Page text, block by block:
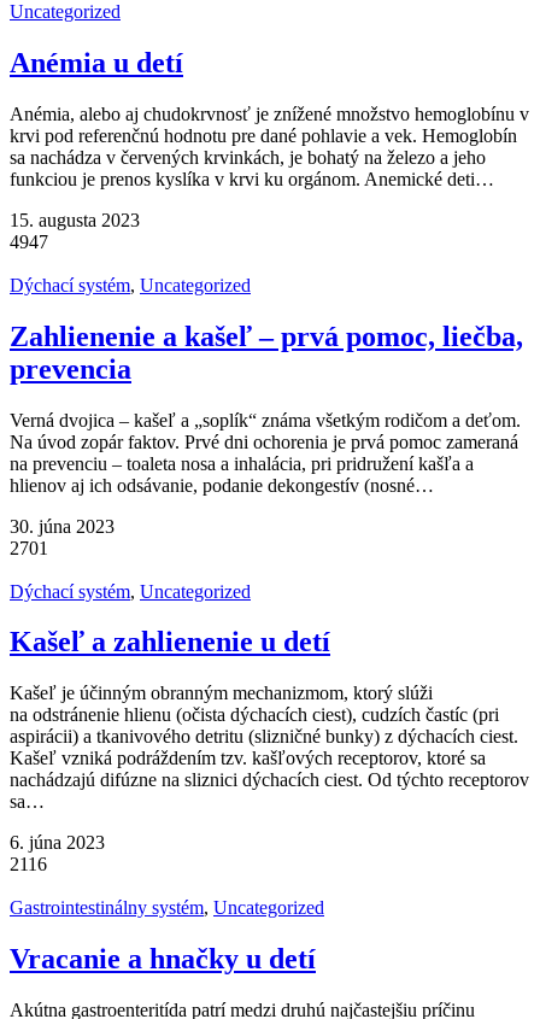
Uncategorized
Anémia u detí
Anémia, alebo aj chudokrvnosť je znížené množstvo hemoglobínu v
krvi pod referenčnú hodnotu pre dané pohlavie a vek. Hemoglobín
sa nachádza v červených krvinkách, je bohatý na železo a jeho
funkciou je prenos kyslíka v krvi ku orgánom. Anemické deti…
15. augusta 2023
4947
Dýchací systém, Uncategorized
Zahlienenie a kašeľ – prvá pomoc, liečba,
prevencia
Verná dvojica – kašeľ a „soplík“ známa všetkým rodičom a deťom.
Na úvod zopár faktov. Prvé dni ochorenia je prvá pomoc zameraná
na prevenciu – toaleta nosa a inhalácia, pri pridružení kašľa a
hlienov aj ich odsávanie, podanie dekongestív (nosné…
30. júna 2023
2701
Dýchací systém, Uncategorized
Kašeľ a zahlienenie u detí
Kašeľ je účinným obranným mechanizmom, ktorý slúži
na odstránenie hlienu (očista dýchacích ciest), cudzích častíc (pri
aspirácii) a tkanivového detritu (slizničné bunky) z dýchacích ciest.
Kašeľ vzniká podráždením tzv. kašľových receptorov, ktoré sa
nachádzajú difúzne na sliznici dýchacích ciest. Od týchto receptorov
sa…
6. júna 2023
2116
Gastrointestinálny systém, Uncategorized
Vracanie a hnačky u detí
Akútna gastroenteritída patrí medzi druhú najčastejšiu príčinu